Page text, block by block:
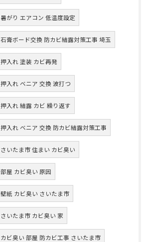
暑がり エアコン 低温度設定
石膏ボード交換 防カビ結露対策工事 埼玉
押入れ 塗装 カビ再発
押入れ ベニア 交換 波打つ
押入れ 結露 カビ 繰り返す
押入れ ベニア 交換 防カビ結露対策工事
さいたま市 住まい カビ臭い
部屋 カビ臭い 原因
壁紙 カビ臭い さいたま市
さいたま市 カビ臭い 家
カビ臭い 部屋 防カビ工事 さいたま市